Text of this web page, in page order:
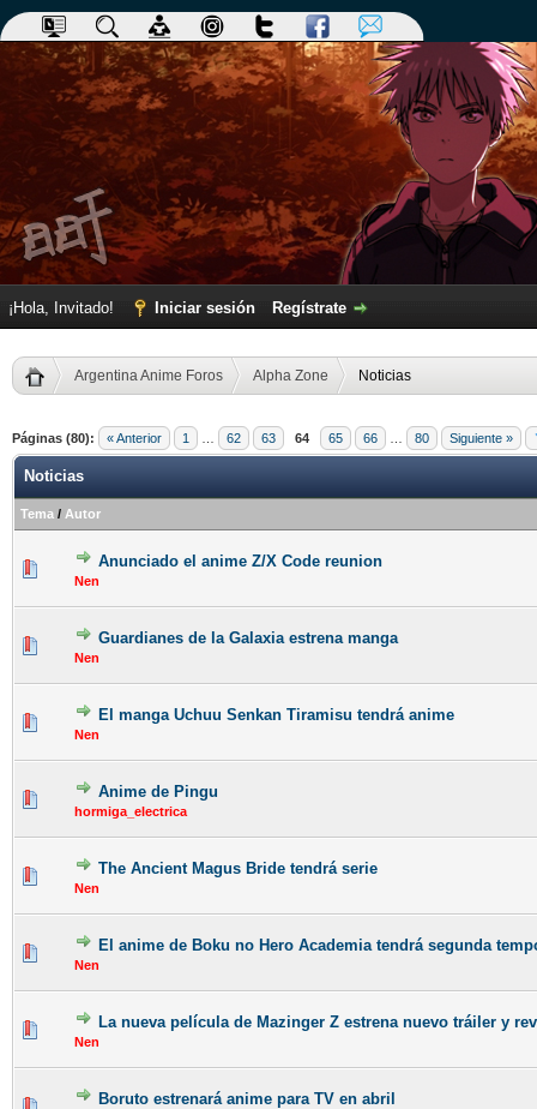
¡Hola, Invitado! Iniciar sesión Regístrate
Argentina Anime Foros Alpha Zone Noticias
Páginas (80): « Anterior 1 62 63 64 65 66 80 Siguiente »
Noticias
Tema / Autor
Anunciado el anime Z/X Code reunion
Nen
Guardianes de la Galaxia estrena manga
Nen
El manga Uchuu Senkan Tiramisu tendrá anime
Nen
Anime de Pingu
hormiga_electrica
The Ancient Magus Bride tendrá serie
Nen
El anime de Boku no Hero Academia tendrá segunda
Nen
La nueva película de Mazinger Z estrena nuevo tráiler y
Nen
Boruto estrenará anime para TV en abril